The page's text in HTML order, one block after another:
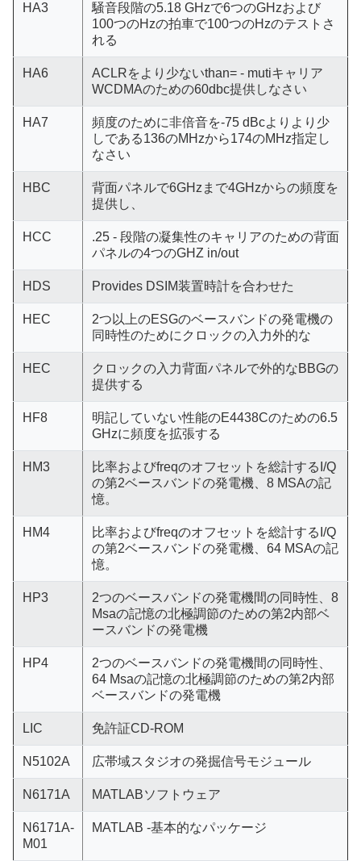
HA3
騒音段階の5.18 GHzで6つのGHzおよび
100つのHzの拍車で100つのHzのテストさ
れる
HA6
ACLRをより少ないthan= - mutiキャリア
WCDMAのための60dbc提供しなさい
HA7
頻度のために非倍音を-75 dBcよりより少
しである136のMHzから174のMHz指定し
なさい
HBC
背面パネルで6GHzまで4GHzからの頻度を
提供し、
HCC
.25 - 段階の凝集性のキャリアのための背面
パネルの4つのGHZ in/out
HDS Provides DSIM装置時計を合わせた
HEC
2つ以上のESGのベースバンドの発電機の
同時性のためにクロックの入力外的な
HEC
クロックの入力背面パネルで外的なBBGの
提供する
HF8
明記していない性能のE4438Cのための6.5
GHzに頻度を拡張する
HM3
比率およびfreqのオフセットを総計するI/Q
の第2ベースバンドの発電機、8 MSAの記
憶。
HM4
比率およびfreqのオフセットを総計するI/Q
の第2ベースバンドの発電機、64 MSAの記
憶。
HP3
2つのベースバンドの発電機間の同時性、8
Msaの記憶の北極調節のための第2内部ベ
ースバンドの発電機
HP4
2つのベースバンドの発電機間の同時性、
64 Msaの記憶の北極調節のための第2内部
ベースバンドの発電機
LIC 免許証CD-ROM
N5102A 広帯域スタジオの発掘信号モジュール
N6171A MATLABソフトウェア
N6171A-
M01
MATLAB -基本的なパッケージ